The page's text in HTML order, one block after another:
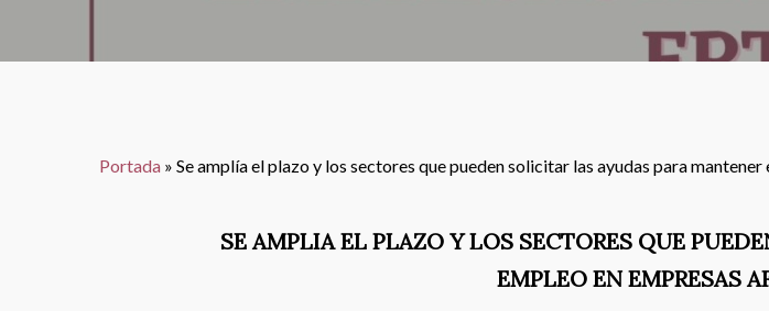
Portada » Se amplía el plazo y los sectores que pueden solicitar las ayudas para
SE AMPLIA EL PLAZO Y LOS SECTORES QUE
EMPLEO EN EMPRESAS